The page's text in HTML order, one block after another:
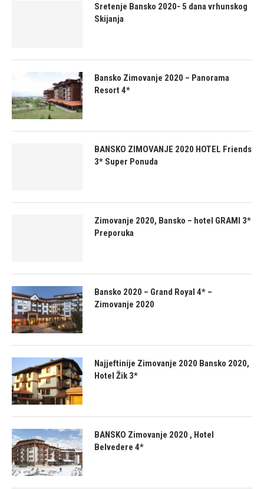
Sretenje Bansko 2020- 5 dana vrhunskog
Skijanja
Bansko Zimovanje 2020 – Panorama
Resort 4*
BANSKO ZIMOVANJE 2020 HOTEL Friends
3* Super Ponuda
Zimovanje 2020, Bansko – hotel GRAMI 3*
Preporuka
Bansko 2020 – Grand Royal 4* –
Zimovanje 2020
Najjeftinije Zimovanje 2020 Bansko 2020,
Hotel Žik 3*
BANSKO Zimovanje 2020 , Hotel
Belvedere 4*